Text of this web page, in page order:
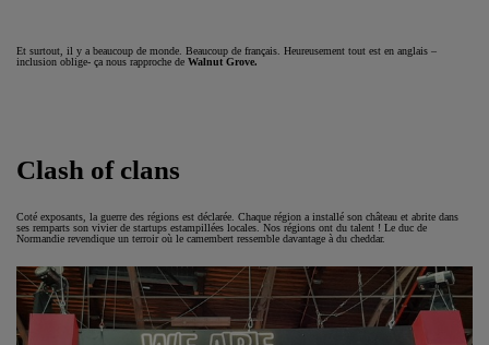
Et surtout, il y a beaucoup de monde. Beaucoup de français. Heureusement tout est en anglais –
inclusion oblige- ça nous rapproche de Walnut Grove.
Clash of clans
Coté exposants, la guerre des régions est déclarée. Chaque région a installé son château et abrite dans
ses remparts son vivier de startups estampillées locales. Nos régions ont du talent ! Le duc de
Normandie revendique un terroir où le camembert ressemble davantage à du cheddar.